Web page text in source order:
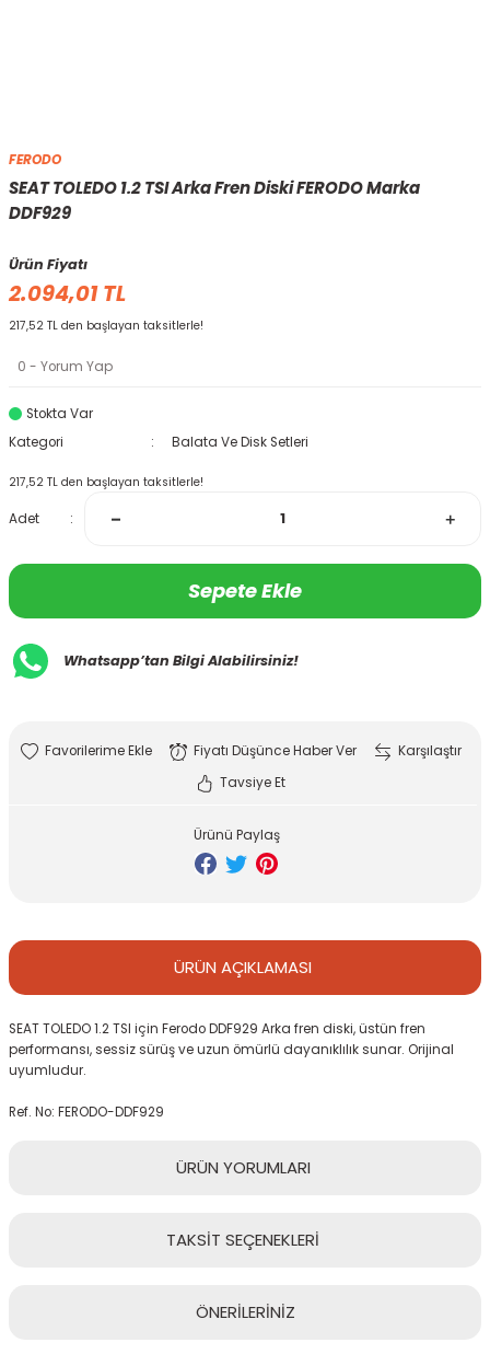
FERODO
SEAT TOLEDO 1.2 TSI Arka Fren Diski FERODO Marka
DDF929
Ürün Fiyatı
2.094,01 TL
217,52 TL den başlayan taksitlerle!
0 - Yorum Yap
Stokta Var
Kategori
Balata Ve Disk Setleri
217,52 TL den başlayan taksitlerle!
Adet
Sepete Ekle
Whatsapp’tan Bilgi Alabilirsiniz!
Fiyatı Düşünce Haber Ver
Karşılaştır
Tavsiye Et
Ürünü Paylaş
ÜRÜN AÇIKLAMASI
SEAT TOLEDO 1.2 TSI için Ferodo DDF929 Arka fren diski, üstün fren
performansı, sessiz sürüş ve uzun ömürlü dayanıklılık sunar. Orijinal
uyumludur.
Ref. No: FERODO-DDF929
ÜRÜN YORUMLARI
TAKSİT SEÇENEKLERİ
ÖNERİLERİNİZ